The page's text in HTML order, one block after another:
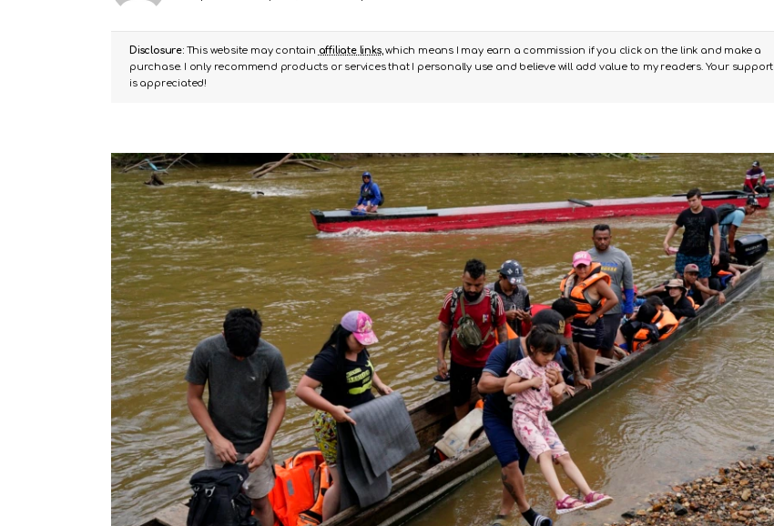
Disclosure:This website may contain affiliate links, which means I may earn a commission if you click on the link and make a
purchase. I only recommend products or services that I personally use and believe will add value to my readers. Your support
is appreciated!